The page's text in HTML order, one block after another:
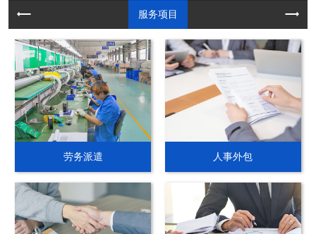
服务项目
劳务派遣 人事外包